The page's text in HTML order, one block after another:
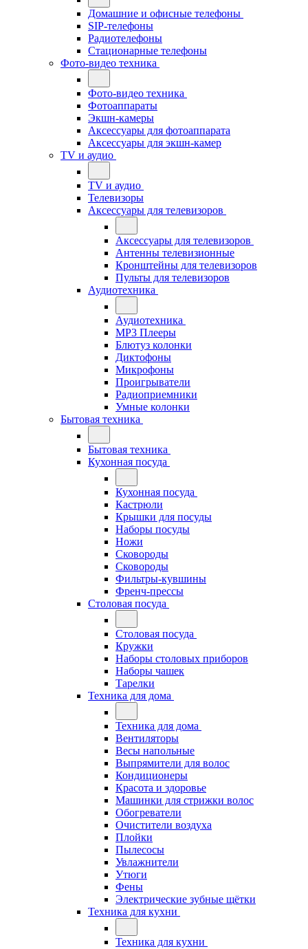
Домашние и офисные телефоны
SIP-телефоны
Радиотелефоны
Стационарные телефоны
Фото-видео техника
Фото-видео техника
Фотоаппараты
Экшн-камеры
Аксессуары для фотоаппарата
Аксессуары для экшн-камер
TV и аудио
TV и аудио
Телевизоры
Аксессуары для телевизоров
Аксессуары для телевизоров
Антенны телевизионные
Кронштейны для телевизоров
Пульты для телевизоров
Аудиотехника
Аудиотехника
MP3 Плееры
Блютуз колонки
Диктофоны
Микрофоны
Проигрыватели
Радиоприемники
Умные колонки
Бытовая техника
Бытовая техника
Кухонная посуда
Кухонная посуда
Кастрюли
Крышки для посуды
Наборы посуды
Ножи
Сковороды
Сковороды
Фильтры-кувшины
Френч-прессы
Столовая посуда
Столовая посуда
Кружки
Наборы столовых приборов
Наборы чашек
Тарелки
Техника для дома
Техника для дома
Вентиляторы
Весы напольные
Выпрямители для волос
Кондиционеры
Красота и здоровье
Машинки для стрижки волос
Обогреватели
Очистители воздуха
Плойки
Пылесосы
Увлажнители
Утюги
Фены
Электрические зубные щётки
Техника для кухни
Техника для кухни